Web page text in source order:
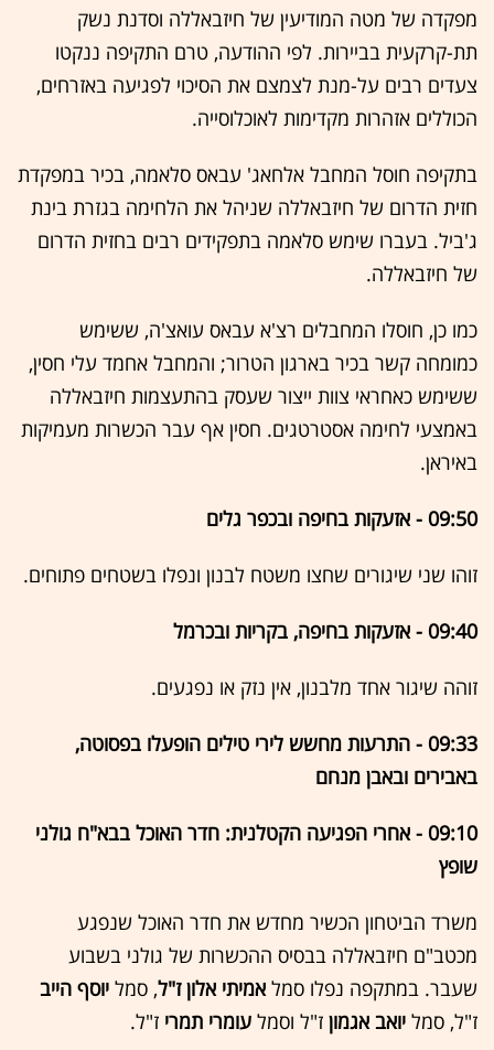
מפקדה של מטה המודיעין של חיזבאללה וסדנת נשק
תת-קרקעית בביירות. לפי ההודעה, טרם התקיפה ננקטו
צעדים רבים על-מנת לצמצם את הסיכוי לפגיעה באזרחים,
הכוללים אזהרות מקדימות לאוכלוסייה.
בתקיפה חוסל המחבל אלחאג' עבאס סלאמה, בכיר במפקדת
חזית הדרום של חיזבאללה שניהל את הלחימה בגזרת בינת
ג'ביל. בעברו שימש סלאמה בתפקידים רבים בחזית הדרום
של חיזבאללה.
כמו כן, חוסלו המחבלים רצ'א עבאס עואצ'ה, ששימש
כמומחה קשר בכיר בארגון הטרור; והמחבל אחמד עלי חסין,
ששימש כאחראי צוות ייצור שעסק בהתעצמות חיזבאללה
באמצעי לחימה אסטרטגים. חסין אף עבר הכשרות מעמיקות
באיראן.
09:50 - אזעקות בחיפה ובכפר גלים
זוהו שני שיגורים שחצו משטח לבנון ונפלו בשטחים פתוחים.
09:40 - אזעקות בחיפה, בקריות ובכרמל
זוהה שיגור אחד מלבנון, אין נזק או נפגעים.
09:33 - התרעות מחשש לירי טילים הופעלו בפסוטה,
באבירים ובאבן מנחם
09:10 - אחרי הפגיעה הקטלנית: חדר האוכל בבא"ח גולני
שופץ
משרד הביטחון הכשיר מחדש את חדר האוכל שנפגע
מכטב"ם חיזבאללה בבסיס ההכשרות של גולני בשבוע
שעבר. במתקפה נפלו סמלאמיתי אלון ז"ל, סמל יוסף הייב
ז"ל, סמל יואב אגמון ז"ל וסמל עומרי תמרי ז"ל.